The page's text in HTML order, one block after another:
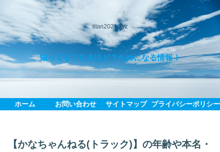
titan2021.xyz
知ってる？なるほど？ためになる情報！
ホーム お問い合わせ サイトマップ プライバシーポリシー
【かなちゃんねる(トラック)】の年齢や本名・